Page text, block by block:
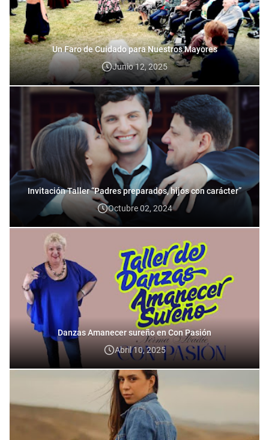
Un Faro de Cuidado para Nuestros Mayores
Junio 12, 2025
Invitación Taller “Padres preparados, hijos con carácter”
Octubre 02, 2024
Danzas Amanecer sureño en Con Pasión
Abril 10, 2025